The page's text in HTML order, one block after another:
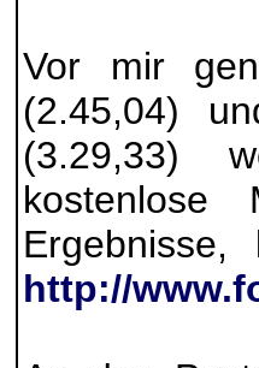
Vor mir
(2.45,04)
(3.29,33)
http://